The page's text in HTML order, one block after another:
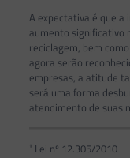
A expectativa é que a
aumento significativo
reciclagem, bem
agora serão
empresas, a atitude
será uma forma
atendimento de suas
¹ Lei nº 12.305/2010